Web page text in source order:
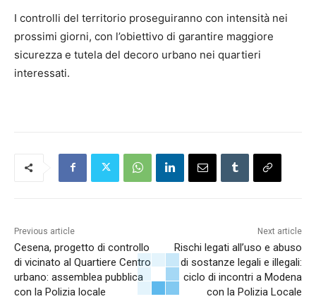
I controlli del territorio proseguiranno con intensità nei
prossimi giorni, con l’obiettivo di garantire maggiore
sicurezza e tutela del decoro urbano nei quartieri
interessati.
Previous article
Cesena, progetto di controllo
di vicinato al Quartiere Centro
urbano: assemblea pubblica
con la Polizia locale
Next article
Rischi legati all’uso e abuso
di sostanze legali e illegali:
ciclo di incontri a Modena
con la Polizia Locale